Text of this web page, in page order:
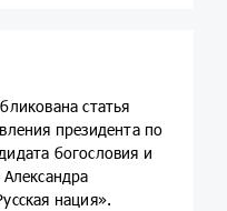
статья
президента по
богословия и
нация».